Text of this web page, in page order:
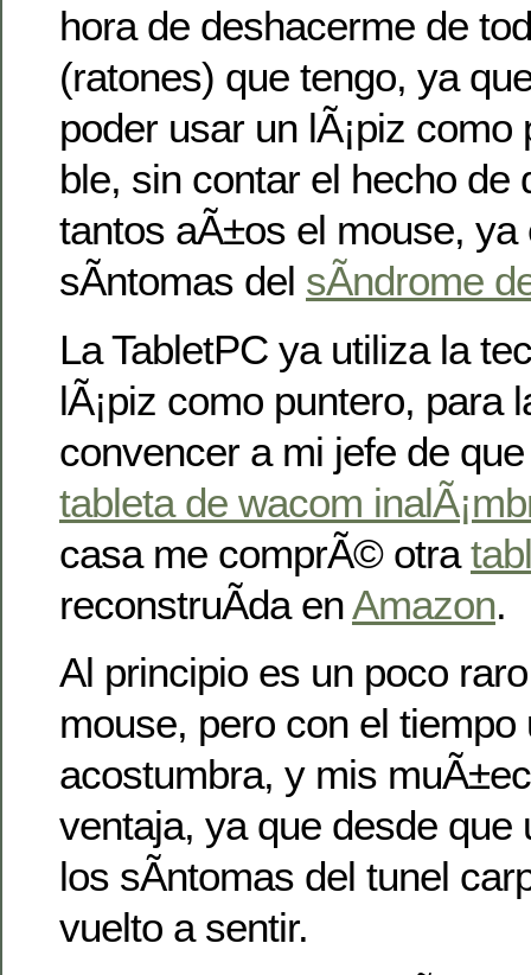
hora de deshacerme de
(ratones) que tengo, ya
poder usar un lÃ¡piz
ble, sin contar el hecho de
tantos aÃ±os el mouse,
sÃ­ntomas del sÃ­ndrome
La TabletPC ya utiliza la
lÃ¡piz como puntero, para
convencer a mi jefe de
tableta de wacom
casa me comprÃ© otra
reconstruÃ­da en Amazon.
Al principio es un poco
mouse, pero con el tiempo
acostumbra, y mis
ventaja, ya que desde que
los sÃ­ntomas del tunel
vuelto a sentir.